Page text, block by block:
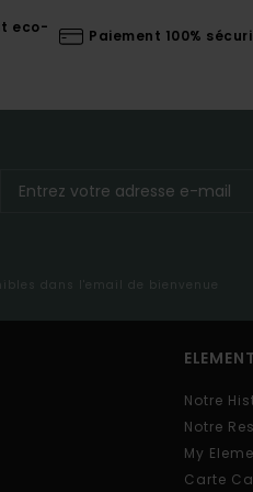
eco-
Paiement 100%
dans l'email de bienvenue
ELEMENT
Notre
Notre
My
Carte